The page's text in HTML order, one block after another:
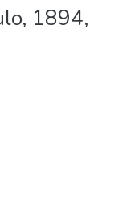
1894,